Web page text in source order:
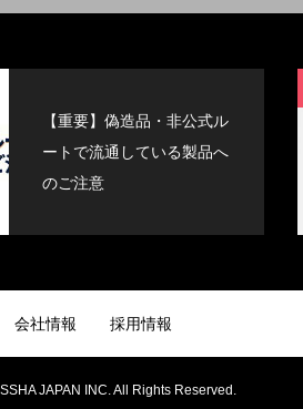
【重要】偽造品・非公式ル
ートで流通している製品へ
のご注意
会社情報 採用情報
JAPAN INC. All Rights Reserved.